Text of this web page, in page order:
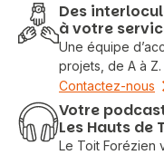
Des
à votre
Une équipe
projets, de A à Z.
Contactez-nous
Votre
Les Hauts de
Le Toit Forézien